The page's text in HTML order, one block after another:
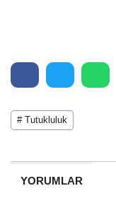
# Tutukluluk
YORUMLAR